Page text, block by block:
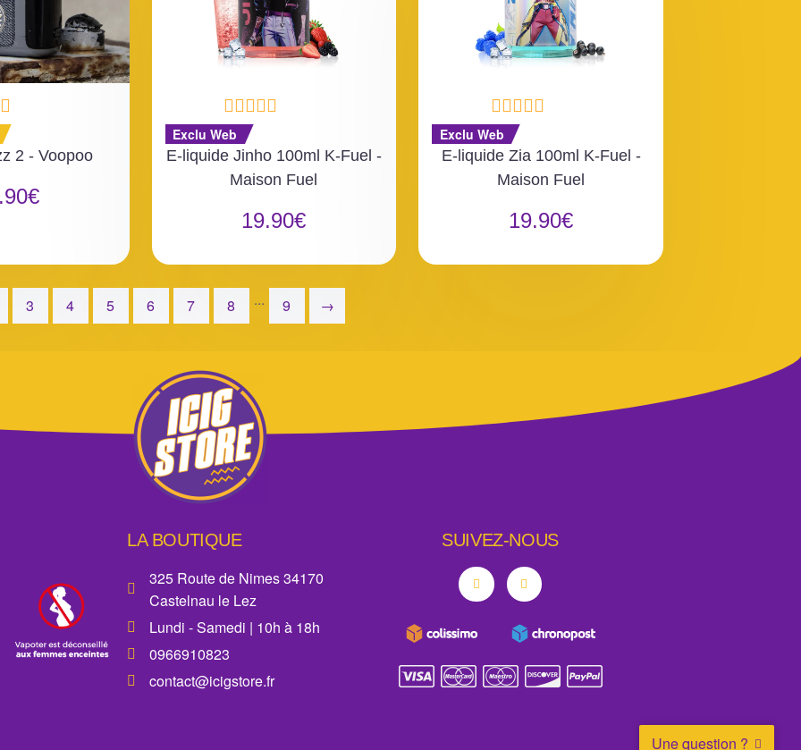
2 - Voopoo
€
N
o
e
Exclu Web
E-liquide Jinho 100ml K-Fuel -
Maison Fuel
19.90€
N
o
e
Exclu Web
E-liquide Zia 100ml K-Fuel -
Maison Fuel
19.90€
3 4 5 6 7 8 ... 9 →
LA BOUTIQUE
325 Route de Nimes 34170
Castelnau le Lez
Lundi - Samedi | 10h à 18h
0966910823
contact@icigstore.fr
SUIVEZ-NOUS
Une question ?